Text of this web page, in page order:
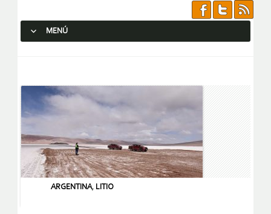
MENÚ
ARGENTINA, LITIO